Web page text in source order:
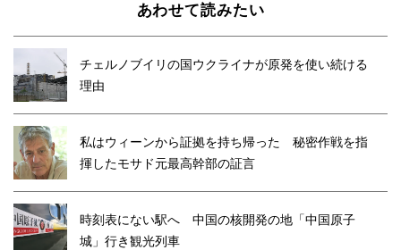
あわせて読みたい
チェルノブイリの国ウクライナが原発を使い続ける
理由
私はウィーンから証拠を持ち帰った 秘密作戦を指
揮したモサド元最高幹部の証言
時刻表にない駅へ 中国の核開発の地「中国原子
城」行き観光列車